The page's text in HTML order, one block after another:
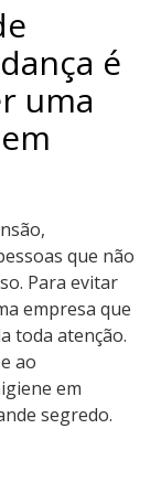
é
uma
que não
Para evitar
empresa que
toda atenção.
ao
em
segredo.